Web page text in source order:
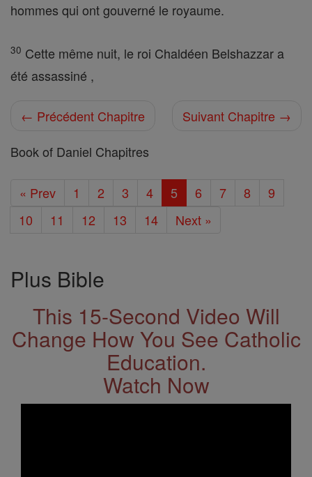
hommes qui ont gouverné le royaume.
30 Cette même nuit, le roi Chaldéen Belshazzar a
été assassiné ,
← Précédent Chapitre
Suivant Chapitre →
Book of Daniel Chapitres
« Prev 1 2 3 4 5 6 7 8
9
10
11 12 13 14 Next »
Plus Bible
This 15-Second Video Will
Change How You See Catholic
Education.
Watch Now